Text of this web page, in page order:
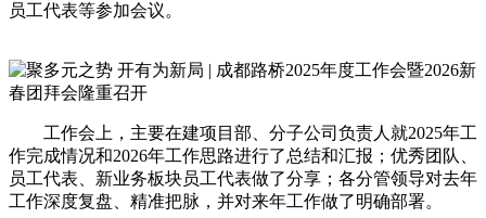
员工代表等参加会议。
工作会上，主要在建项目部、分子公司负责人就2025年工
作完成情况和2026年工作思路进行了总结和汇报；优秀团队、
员工代表、新业务板块员工代表做了分享；各分管领导对去年
工作深度复盘、精准把脉，并对来年工作做了明确部署。